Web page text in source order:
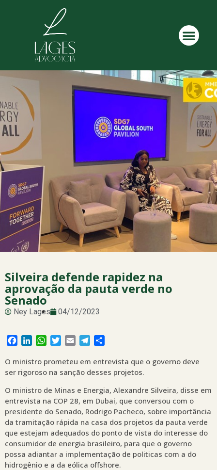
Silveira defende rapidez na
aprovação da pauta verde no
Senado
Ney Lages 04/12/2023
Facebook
LinkedInWhatsApp
Twitter
Email Telegram
O ministro prometeu em entrevista que o governo deve
ser rigoroso na sanção desses projetos.
O ministro de Minas e Energia, Alexandre Silveira, disse em
entrevista na COP 28, em Dubai, que conversou com o
presidente do Senado, Rodrigo Pacheco, sobre importância
da tramitação rápida na casa dos projetos da pauta verde
que estejam adequados do ponto de vista do interesse do
consumidor de energia brasileiro, para que o governo
possa adiantar a implementação de politicas com a do
hidrogênio e a da eólica offshore.